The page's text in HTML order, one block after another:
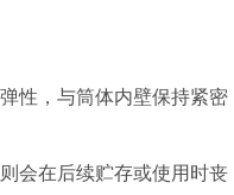
性，与筒体内壁保持紧密
会在后续贮存或使用时丧